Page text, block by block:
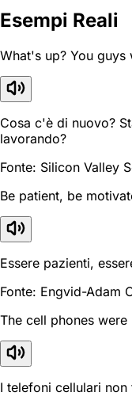
Esempi Reali
What's up? You
Cosa c'è di nuovo?
lavorando?
Fonte: Silicon Valley
Be patient, be
Essere pazienti,
Fonte: Engvid-Adam
The cell phones
I telefoni cellulari